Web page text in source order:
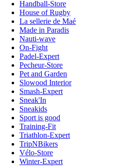
Handball-Store
House of Rugby
La sellerie de Maé
Made in Paradis
Nauti-wave
On-Fight
Padel-Expert
Pecheur-Store
Pet and Garden
Slowood Interior
Smash-Expert
Sneak'In
Sneakids
Sport is good
Training-Fit
Triathlon-Expert
TripNBikers
Vélo-Store
Winter-Expert